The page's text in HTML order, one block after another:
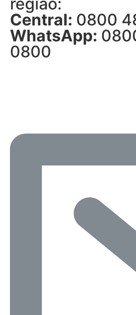
Central: 0800
WhatsApp:
0800